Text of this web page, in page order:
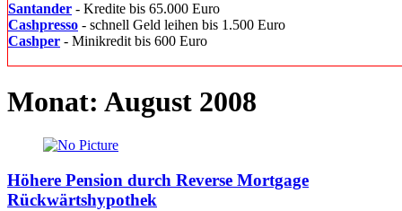
Santander - Kredite bis 65.000 Euro
Cashpresso - schnell Geld leihen bis 1.500 Euro
Cashper - Minikredit bis 600 Euro
Monat: August 2008
Höhere Pension durch Reverse Mortgage
Rückwärtshypothek